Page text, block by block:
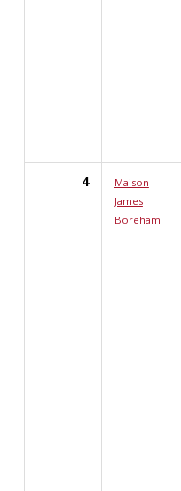
4
Maison
James
Boreham